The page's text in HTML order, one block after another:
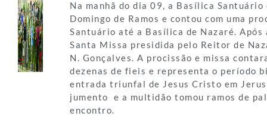
Na manhã do dia 09, a Basílica
Domingo de Ramos e contou com uma
Santuário até a Basílica de Nazaré. Após
Santa Missa presidida pelo Reitor de
N. Gonçalves. A procissão e missa
dezenas de fieis e representa o período
entrada triunfal de Jesus Cristo em
jumento e a multidão tomou ramos de
encontro.